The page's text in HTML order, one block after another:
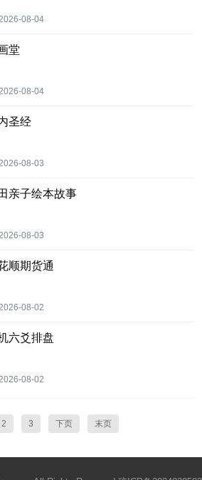
08-04
堂
08-04
圣经
08-03
亲子绘本故事
08-03
顺期货通
08-02
六爻排盘
08-02
2 3 下页 末页